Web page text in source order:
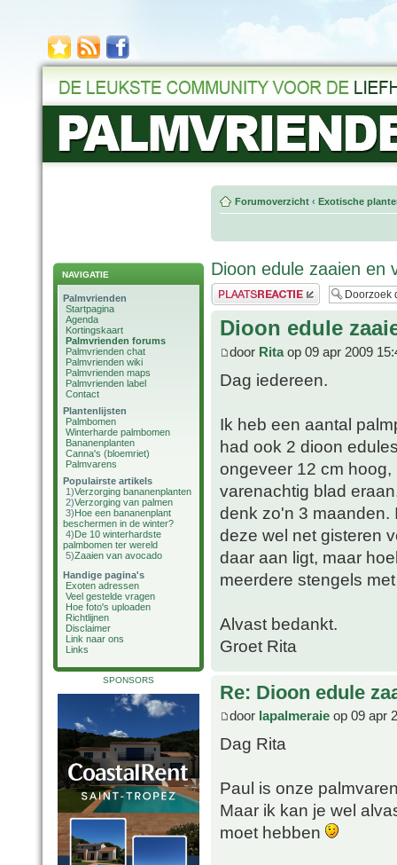
NAVIGATIE
Palmvrienden
Startpagina
Agenda
Kortingskaart
Palmvrienden forums
Palmvrienden chat
Palmvrienden wiki
Palmvrienden maps
Palmvrienden label
Contact
Plantenlijsten
Palmbomen
Winterharde palmbomen
Bananenplanten
Canna's (bloemriet)
Palmvarens
Populairste artikels
1)Verzorging bananenplanten
2)Verzorging van palmen
3)Hoe een bananenplant
beschermen in de winter?
4)De 10 winterhardste
palmbomen ter wereld
5)Zaaien van avocado
Handige pagina's
Exoten adressen
Veel gestelde vragen
Hoe foto's uploaden
Richtlijnen
Disclaimer
Link naar ons
Links
SPONSORS
Forumoverzicht ‹ Exotische
Dioon edule zaaien en
Plaats een reactie
Dioon edule
door Ritaop 09 apr 2009
Dag iedereen.
Ik heb een aantal
had ook 2 dioon
ongeveer 12 cm
varenachtig blad
denk zo'n 3 maanden.
deze wel net gisteren
daar aan ligt, maar
meerdere stengels
Alvast bedankt.
Groet Rita
Re: Dioon edule
door lapalmeraie op 09 apr
Dag Rita
Paul is onze
Maar ik kan je wel
moet hebben